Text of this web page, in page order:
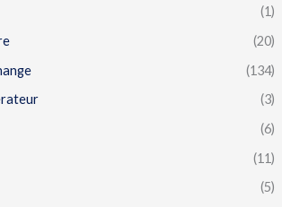
(1)
(20)
(134)
(3)
(6)
(11)
(5)